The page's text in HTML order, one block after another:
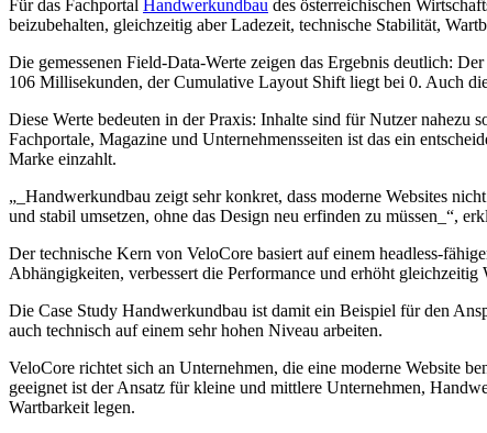
Für das Fachportal Handwerkundbau des österreichischen
beizubehalten, gleichzeitig aber Ladezeit, technische Stabilität,
Die gemessenen Field-Data-Werte zeigen das Ergebnis deutlich:
106 Millisekunden, der Cumulative Layout Shift liegt bei 0. Auch
Diese Werte bedeuten in der Praxis: Inhalte sind für Nutzer nahezu
Fachportale, Magazine und Unternehmensseiten ist das ein
Marke einzahlt.
„_Handwerkundbau zeigt sehr konkret, dass moderne Websites
und stabil umsetzen, ohne das Design neu erfinden zu müssen_“,
Der technische Kern von VeloCore basiert auf einem headless-
Abhängigkeiten, verbessert die Performance und erhöht gleichzeitig
Die Case Study Handwerkundbau ist damit ein Beispiel für den
auch technisch auf einem sehr hohen Niveau arbeiten.
VeloCore richtet sich an Unternehmen, die eine moderne Website
geeignet ist der Ansatz für kleine und mittlere Unternehmen,
Wartbarkeit legen.